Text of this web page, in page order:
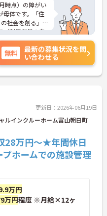
時点）の障がい
母体です。「住
社会を創る」
ご利用者様の自
務が可能で、W
おり、ご自身の
で幅広い世代が
安心してスター
にサポートしま
が評価される環
制度も整って
空いた時間を有
興味のある方は
お問い合わせ
無料
最新の募集状況を問
い合わせる
更新日：2026年06月19日
ルインクルーホーム富山朝日町
28万円～★年間休日
ホームでの施設管理
万円
万円程度 ※月給×12ヶ